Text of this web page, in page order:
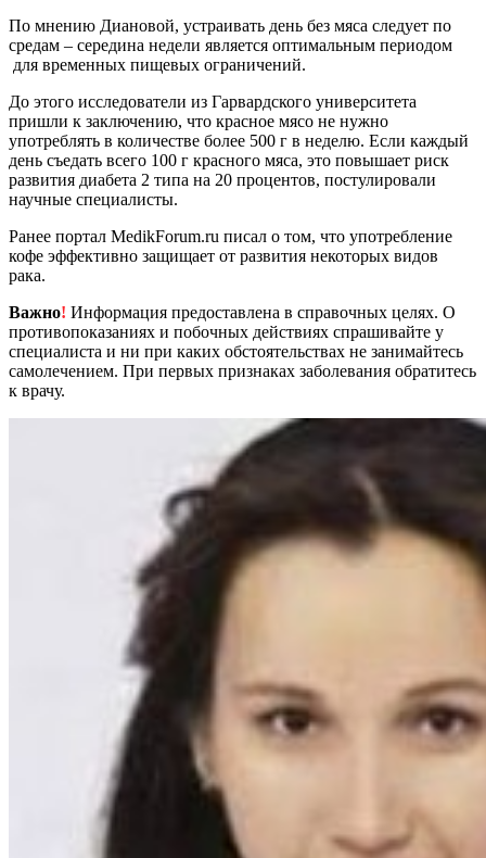
По мнению Диановой, устраивать день без мяса следует по
средам – середина недели является оптимальным периодом
для временных пищевых ограничений.
До этого исследователи из Гарвардского университета
пришли к заключению, что красное мясо не нужно
употреблять в количестве более 500 г в неделю. Если каждый
день съедать всего 100 г красного мяса, это повышает риск
развития диабета 2 типа на 20 процентов, постулировали
научные специалисты.
Ранее портал MedikForum.ru писал о том, что употребление
кофе эффективно защищает от развития некоторых видов
рака.
Важно! Информация предоставлена в справочных целях. О
противопоказаниях и побочных действиях спрашивайте у
специалиста и ни при каких обстоятельствах не занимайтесь
самолечением. При первых признаках заболевания обратитесь
к врачу.